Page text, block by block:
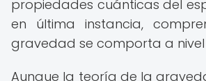
propiedades cuánticas del
en última instancia,
gravedad se comporta a
Aunque la teoría de la